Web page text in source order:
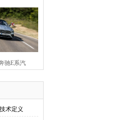
驰E系汽
术定义